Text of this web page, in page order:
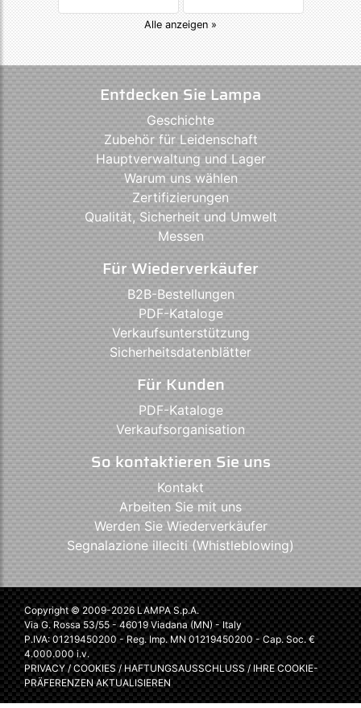
Alle anzeigen »
Entdecken Sie Lampa
Geschichte
Zubehör für Leidenschaft
Hauptverwaltung und Lager
Warum uns wählen
Zertifizierungen
Qualität, Sicherheit und Umwelt
Messen
Für Wiederverkäufer
B2B-Bestellungen
PDF-Kataloge
Verkaufsunterstützung
Sicherheitsdatenblätter
Für Kunden
PDF-Kataloge
Verkaufsorganisation
So kontaktieren Sie uns
Kontakt
Arbeiten Sie mit uns
Werden Sie Wiederverkäufer
Segnalazione illeciti (Whistleblowing)
Copyright © 2009-2026 LAMPA S.p.A.
Via G. Rossa 53/55 - 46019 Viadana (MN) - Italy
P.IVA: 01219450200 - Reg. Imp. MN 01219450200 - Cap. Soc. €
4.000.000 i.v.
PRIVACY/COOKIES/HAFTUNGSAUSSCHLUSS/IHRE COOKIE-
PRÄFERENZEN AKTUALISIEREN